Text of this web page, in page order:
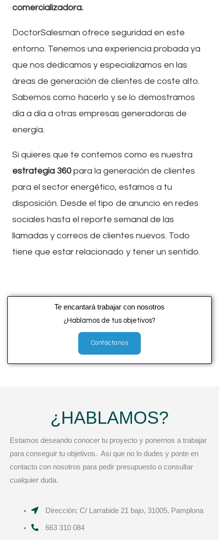
comercializadora.
DoctorSalesman ofrece seguridad en este
entorno. Tenemos una experiencia probada ya
que nos dedicamos y especializamos en las
áreas de generación de clientes de coste alto.
Sabemos como hacerlo y se lo demostramos
día a día a otras empresas generadoras de
energía.
Si quieres que te contemos como es nuestra
estrategia 360 para la generación de clientes
para el sector energético, estamos a tu
disposición. Desde el tipo de anuncio en redes
sociales hasta el reporte semanal de las
llamadas y correos de clientes nuevos. Todo
tiene que estar relacionado y tener un sentido.
Te encantará trabajar con nosotros
¿Hablamos de tus objetivos?
Contáctanos
¿HABLAMOS?
Estamos deseando conocer tu proyecto y ponernos a trabajar
para conseguir tu objetivos. Asi que no lo dudes y ponte en
contacto con nosotros para pedir presupuesto o consultar
cualquier duda.
Dirección: C/ Larrabide 21 bajo, 31005, Pamplona
663 310 084